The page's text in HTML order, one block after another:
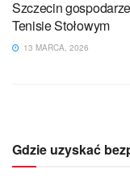
Szczecin
Tenisie Stołowym
13 MARCA, 2026
Gdzie uzyskać